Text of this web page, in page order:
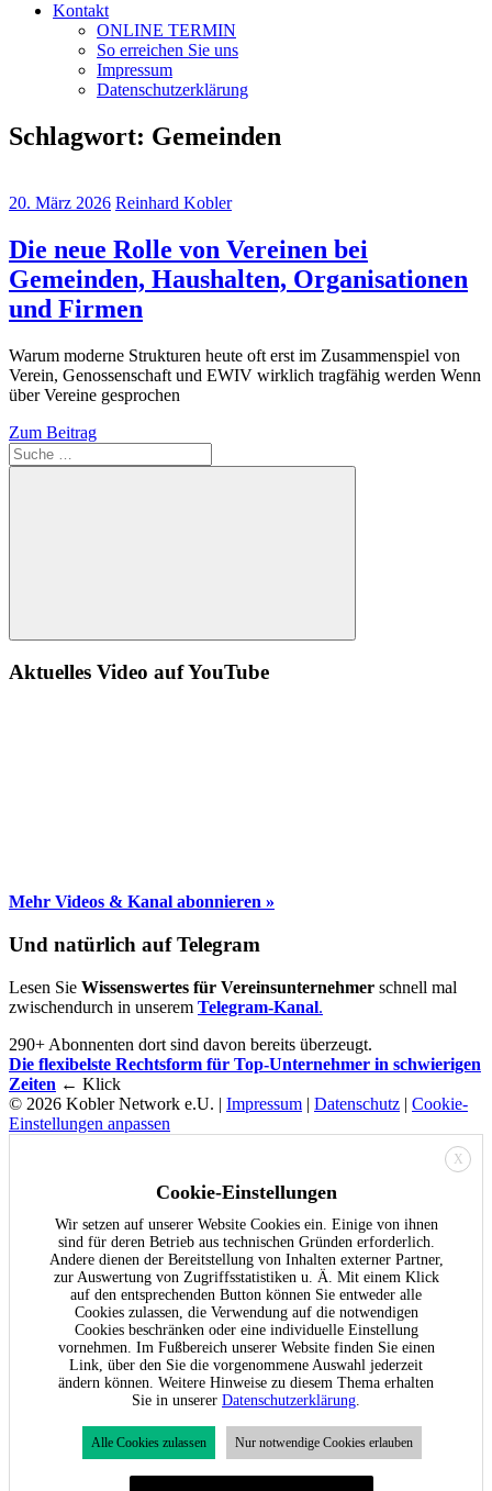
Kontakt
ONLINE TERMIN
So erreichen Sie uns
Impressum
Datenschutzerklärung
Schlagwort: Gemeinden
20. März 2026 Reinhard Kobler
Die neue Rolle von Vereinen bei
Gemeinden, Haushalten, Organisationen
und Firmen
Warum moderne Strukturen heute oft erst im Zusammenspiel von
Verein, Genossenschaft und EWIV wirklich tragfähig werden Wenn
über Vereine gesprochen
Zum Beitrag
Suche
Aktuelles Video auf YouTube
Mehr Videos & Kanal abonnieren »
Und natürlich auf Telegram
Lesen Sie Wissenswertes für Vereinsunternehmer schnell mal
zwischendurch in unserem Telegram-Kanal.
290+ Abonnenten dort sind davon bereits überzeugt.
Die flexibelste Rechtsform für Top-Unternehmer in schwierigen
Zeiten ← Klick
© 2026 Kobler Network e.U. | Impressum | Datenschutz | Cookie-
Einstellungen anpassen
X
Cookie-Einstellungen
Wir setzen auf unserer Website Cookies ein. Einige von ihnen
sind für deren Betrieb aus technischen Gründen erforderlich.
Andere dienen der Bereitstellung von Inhalten externer Partner,
zur Auswertung von Zugriffsstatistiken u. Ä. Mit einem Klick
auf den entsprechenden Button können Sie entweder alle
Cookies zulassen, die Verwendung auf die notwendigen
Cookies beschränken oder eine individuelle Einstellung
vornehmen. Im Fußbereich unserer Website finden Sie einen
Link, über den Sie die vorgenommene Auswahl jederzeit
ändern können. Weitere Hinweise zu diesem Thema erhalten
Sie in unserer Datenschutzerklärung
Alle Cookies zulassen Nur notwendige Cookies erlauben